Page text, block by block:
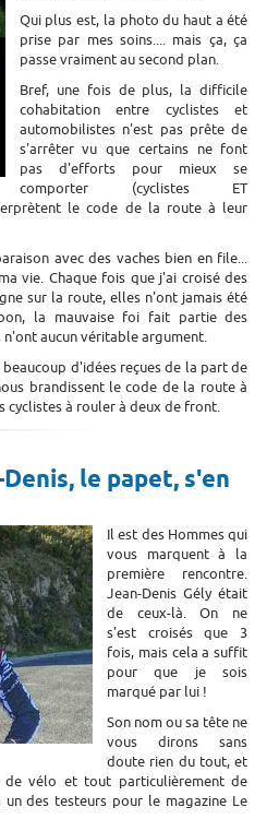
Qui plus est, la photo du haut a été
prise par mes soins.... mais ça, ça
passe vraiment au second plan.
Bref, une fois de plus, la difficile
cohabitation entre cyclistes et
automobilistes n'est pas prête de
s'arrêter vu que certains ne font
pas d'efforts pour mieux se
comporter (cyclistes ET
le code de la route à leur
avec des vaches bien en file...
vie. Chaque fois que j'ai croisé des
sur la route, elles n'ont jamais été
la mauvaise foi fait partie des
aucun véritable argument.
d'idées reçues de la part de
brandissent le code de la route à
cyclistes à rouler à deux de front.
le papet, s'en
Il est des Hommes qui
vous marquent à la
première rencontre.
Jean-Denis Gély était
de ceux-là. On ne
s'est croisés que 3
fois, mais cela a suffit
pour que je sois
marqué par lui !
Son nom ou sa tête ne
vous dirons sans
doute rien du tout, et
de vélo et tout particulièrement de
des testeurs pour le magazine Le